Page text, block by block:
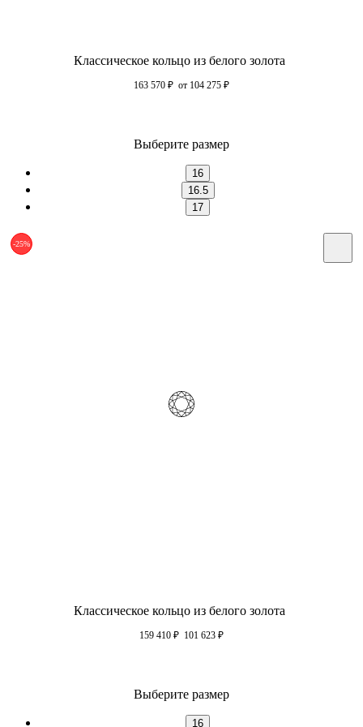
Классическое кольцо из белого золота
163 570 ₽ от 104 275 ₽
Выберите размер
16
16.5
17
-25%
Классическое кольцо из белого золота
159 410 ₽ 101 623 ₽
Выберите размер
16